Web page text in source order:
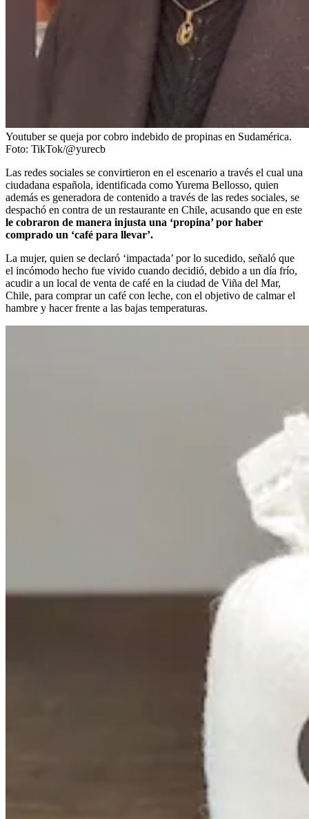
Youtuber se queja por cobro indebido de propinas en Sudamérica.
Foto: TikTok/@yurecb
Las redes sociales se convirtieron en el escenario a través el cual una
ciudadana española, identificada como Yurema Bellosso, quien
además es generadora de contenido a través de las redes sociales, se
despachó en contra de un restaurante en Chile, acusando que en este
le cobraron de manera injusta una ‘propina’ por haber
comprado un ‘café para llevar’.
La mujer, quien se declaró ‘impactada’ por lo sucedido, señaló que
el incómodo hecho fue vivido cuando decidió, debido a un día frío,
acudir a un local de venta de café en la ciudad de Viña del Mar,
Chile, para comprar un café con leche, con el objetivo de calmar el
hambre y hacer frente a las bajas temperaturas.